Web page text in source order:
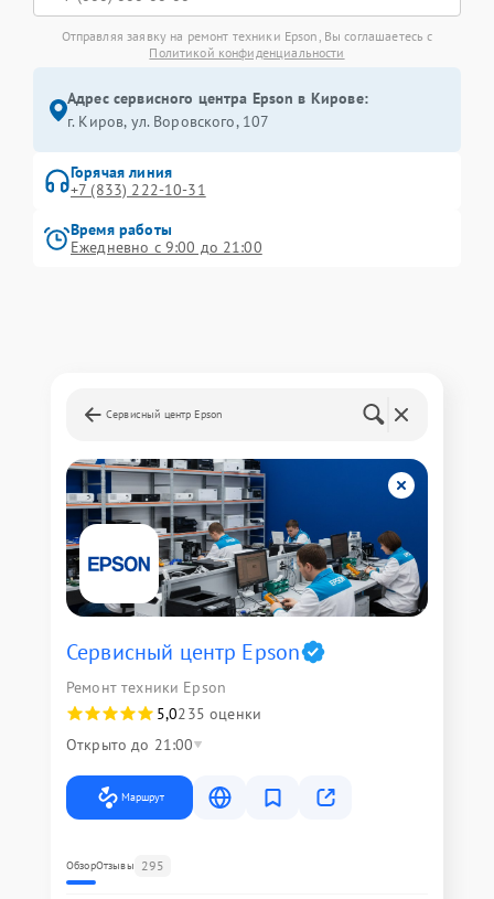
Отправляя заявку на ремонт техники Epson, Вы соглашаетесь с
Политикой конфиденциальности
Адрес сервисного центра Epson в Кирове:
г. Киров, ул. Воровского, 107
Горячая линия
+7 (833) 222-10-31
Время работы
Ежедневно с 9:00 до 21:00
Сервисный центр Epson
Сервисный центр Epson
Ремонт техники Epson
5,0235 оценки
Открыто до 21:00
Маршрут
ОбзорОтзывы 295